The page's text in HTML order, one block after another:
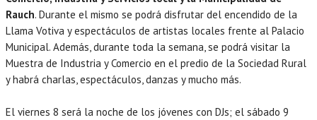
Rauch. Durante el mismo se podrá disfrutar del encendido de la
Llama Votiva y espectáculos de artistas locales frente al Palacio
Municipal. Además, durante toda la semana, se podrá visitar la
Muestra de Industria y Comercio en el predio de la Sociedad Rural
y habrá charlas, espectáculos, danzas y mucho más.
El viernes 8 será la noche de los jóvenes con DJs; el sábado 9